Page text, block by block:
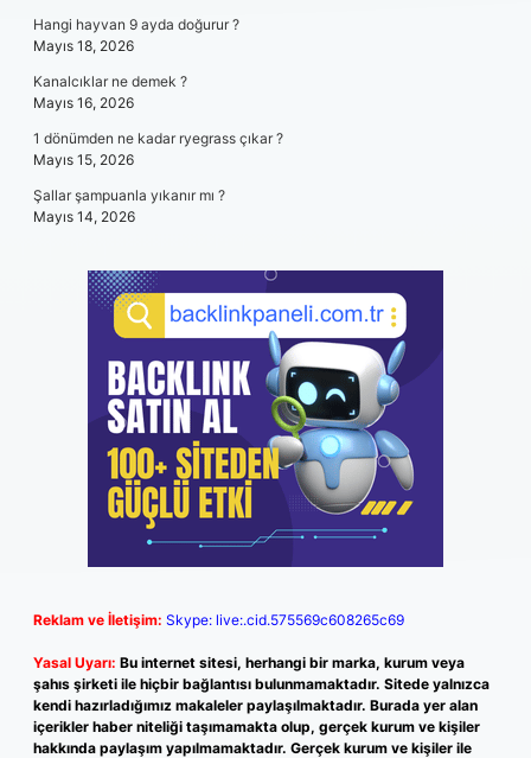
Hangi hayvan 9 ayda doğurur ?
Mayıs 18, 2026
Kanalcıklar ne demek ?
Mayıs 16, 2026
1 dönümden ne kadar ryegrass çıkar ?
Mayıs 15, 2026
Şallar şampuanla yıkanır mı ?
Mayıs 14, 2026
Reklam ve İletişim: Skype: live:.cid.575569c608265c69
Yasal Uyarı: Bu internet sitesi, herhangi bir marka, kurum veya
şahıs şirketi ile hiçbir bağlantısı bulunmamaktadır. Sitede yalnızca
kendi hazırladığımız makaleler paylaşılmaktadır. Burada yer alan
içerikler haber niteliği taşımamakta olup, gerçek kurum ve kişiler
hakkında paylaşım yapılmamaktadır. Gerçek kurum ve kişiler ile